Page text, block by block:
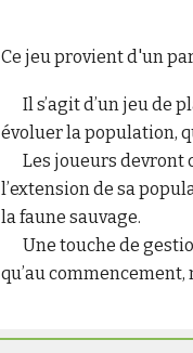
Ce jeu provient d'un
Il s’agit d’un jeu de
évoluer la population,
Les joueurs devront
l’extension de sa
la faune sauvage.
Une touche de
qu’au